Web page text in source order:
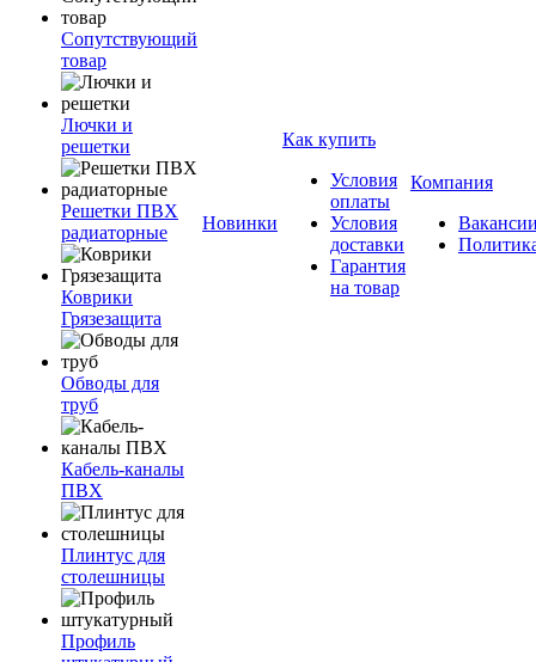
Сопутствующий
товар
Лючки и
решетки
Решетки ПВХ
радиаторные
Коврики
Грязезащита
Обводы для
труб
Кабель-каналы
ПВХ
Плинтус для
столешницы
Профиль
Новинки
Как купить
Условия
оплаты
Условия
доставки
Гарантия
на товар
Компания